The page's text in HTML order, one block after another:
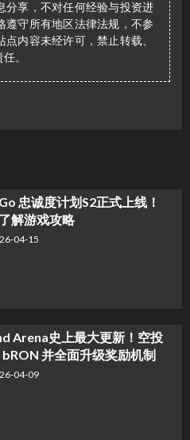
分享，不对任何经验与投资进
遵守所有地区法律法规，不参
内容未经许可，禁止转载、
。
忠诚度计划S2正式上线！
解游戏攻略
04-15
Arena史上最大更新！空投
bRON 并全面升级奖励机制
04-09